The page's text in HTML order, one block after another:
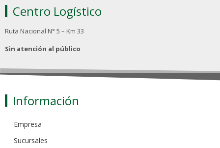
Centro Logístico
Ruta Nacional N° 5 – Km 33
Sin atención al público
Información
Empresa
Sucursales